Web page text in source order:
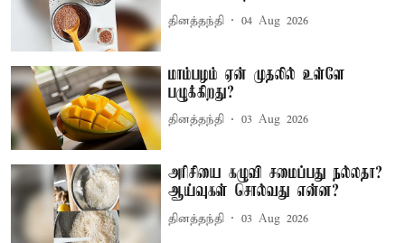
தினத்தந்தி 04 Aug 2026
மாம்பழம் ஏன் முதலில் உள்ளே
பழுக்கிறது?
தினத்தந்தி 03 Aug 2026
அரிசியை கழுவி சமைப்பது நல்லதா?
ஆய்வுகள் சொல்வது என்ன?
தினத்தந்தி 03 Aug 2026